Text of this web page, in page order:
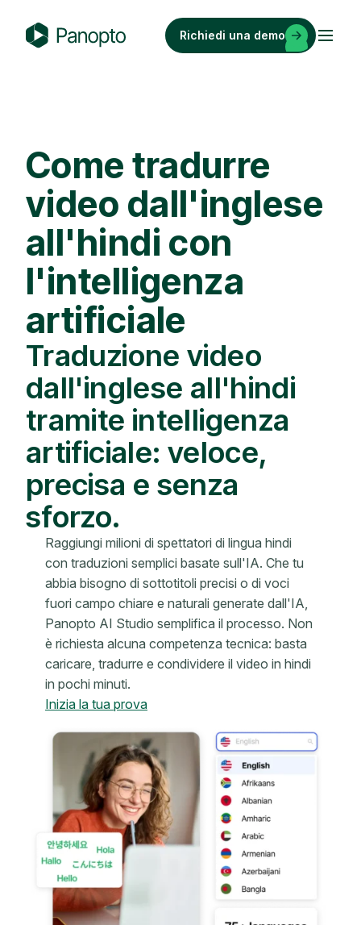
t
o
Richiedi una demo
Come tradurre
video dall'inglese
all'hindi con
l'intelligenza
artificiale
Traduzione video
dall'inglese all'hindi
tramite intelligenza
artificiale: veloce,
precisa e senza
sforzo.
Raggiungi milioni di spettatori di lingua hindi
con traduzioni semplici basate sull'IA. Che tu
abbia bisogno di sottotitoli precisi o di voci
fuori campo chiare e naturali generate dall'IA,
Panopto AI Studio semplifica il processo. Non
è richiesta alcuna competenza tecnica: basta
caricare, tradurre e condividere il video in hindi
in pochi minuti.
Inizia la tua prova